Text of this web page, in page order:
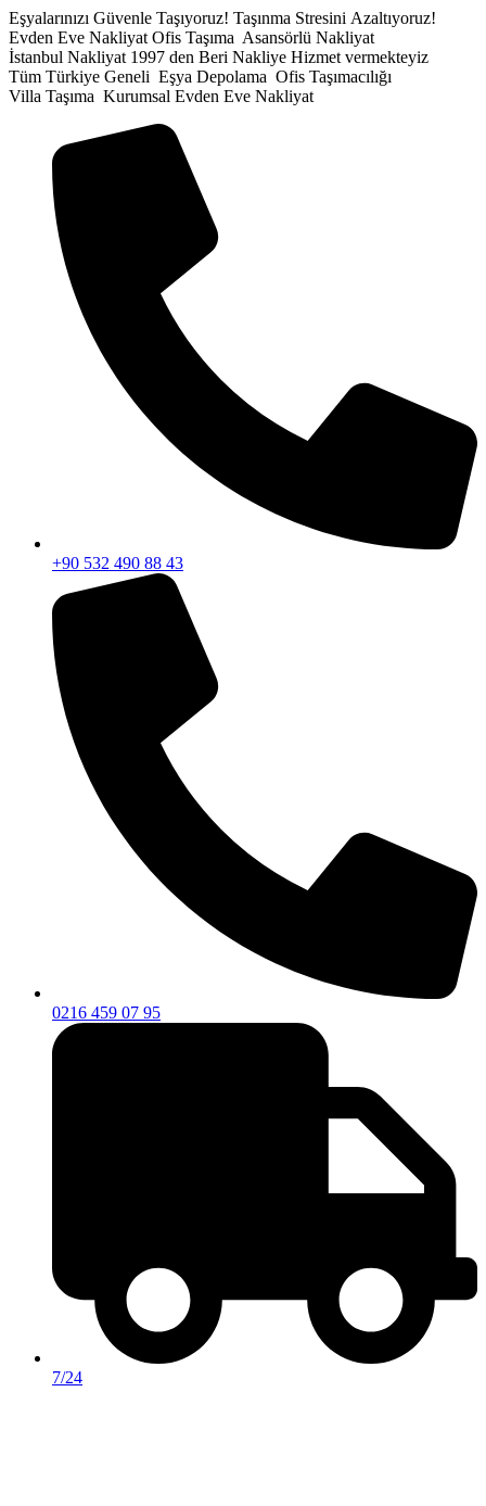
İçeriğe
atla
Eşyalarınızı Güvenle Taşıyoruz! Taşınma Stresini Azaltıyoruz!
Evden Eve Nakliyat Ofis Taşıma Asansörlü Nakliyat
İstanbul Nakliyat 1997 den Beri Nakliye Hizmet vermekteyiz
Tüm Türkiye Geneli Eşya Depolama Ofis Taşımacılığı
Villa Taşıma Kurumsal Evden Eve Nakliyat
+90 532 490 88 43
0216 459 07 95
7/24